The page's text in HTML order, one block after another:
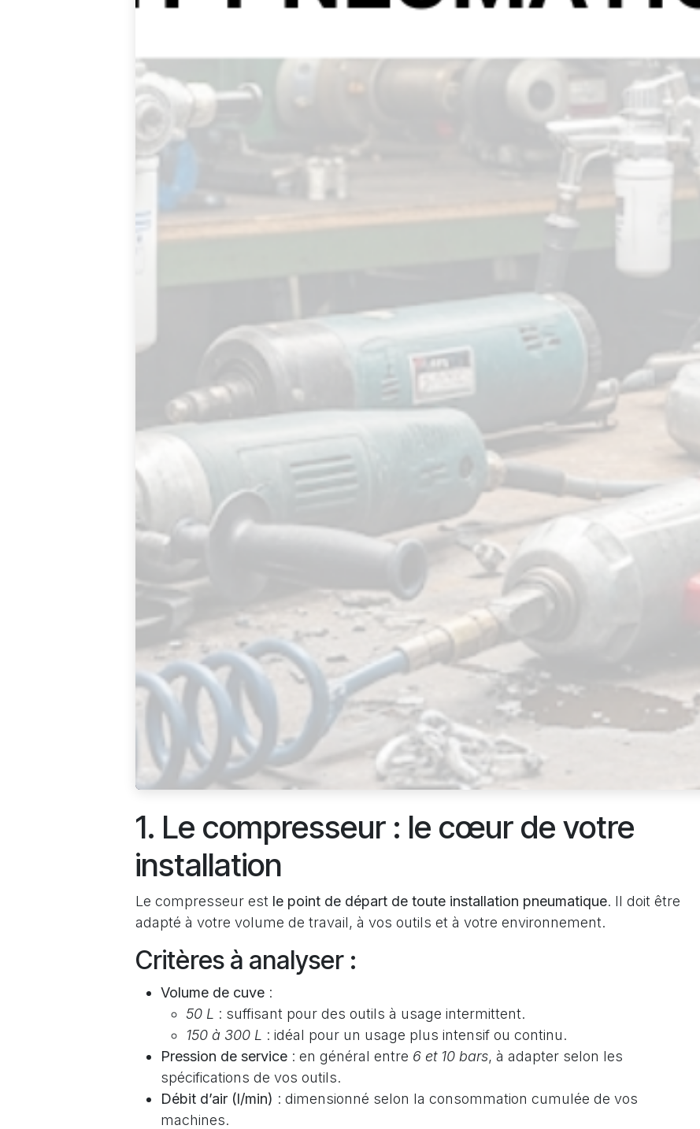
1. Le compresseur : le cœur de votre
installation
Le compresseur est le point de départ de toute installation pneumatique. Il doit être
adapté à votre volume de travail, à vos outils et à votre environnement.
Critères à analyser :
Volume de cuve :
50 L : suffisant pour des outils à usage intermittent.
150 à 300 L : idéal pour un usage plus intensif ou continu.
Pression de service : en général entre 6 et 10 bars, à adapter selon les
spécifications de vos outils.
Débit d’air (l/min) : dimensionné selon la consommation cumulée de vos
machines.